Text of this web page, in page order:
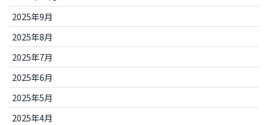
2025年9月
2025年8月
2025年7月
2025年6月
2025年5月
2025年4月